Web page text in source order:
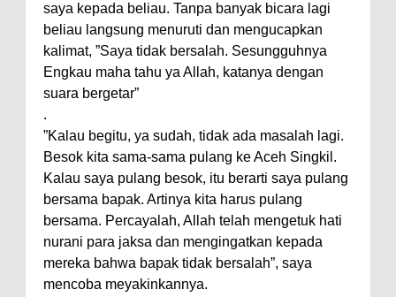
saya kepada beliau. Tanpa banyak bicara lagi
beliau langsung menuruti dan mengucapkan
kalimat, ”Saya tidak bersalah. Sesungguhnya
Engkau maha tahu ya Allah, katanya dengan
suara bergetar”
.
”Kalau begitu, ya sudah, tidak ada masalah lagi.
Besok kita sama-sama pulang ke Aceh Singkil.
Kalau saya pulang besok, itu berarti saya pulang
bersama bapak. Artinya kita harus pulang
bersama. Percayalah, Allah telah mengetuk hati
nurani para jaksa dan mengingatkan kepada
mereka bahwa bapak tidak bersalah”, saya
mencoba meyakinkannya.